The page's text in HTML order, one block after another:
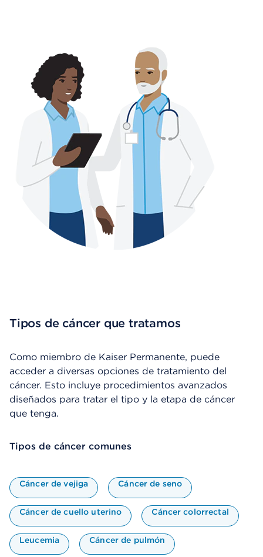
Tipos de cáncer que tratamos
Como miembro de Kaiser Permanente, puede
acceder a diversas opciones de tratamiento del
cáncer. Esto incluye procedimientos avanzados
diseñados para tratar el tipo y la etapa de cáncer
que tenga.
Tipos de cáncer comunes
Cáncer de vejiga Cáncer de seno
Cáncer de cuello uterino Cáncer colorrectal
Leucemia Cáncer de pulmón